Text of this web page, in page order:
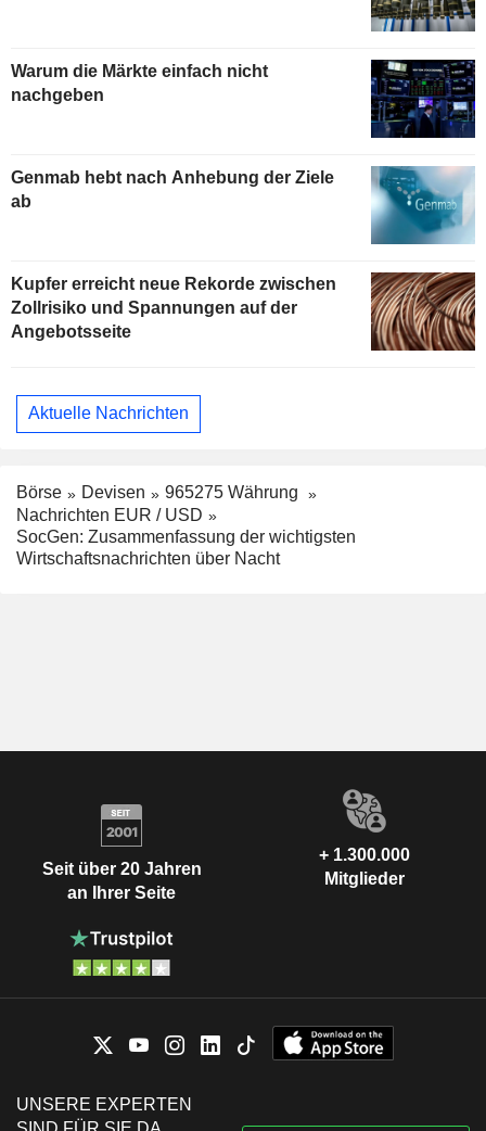
Warum die Märkte einfach nicht
nachgeben
Genmab hebt nach Anhebung der Ziele
ab
Kupfer erreicht neue Rekorde zwischen
Zollrisiko und Spannungen auf der
Angebotsseite
Aktuelle Nachrichten
Börse Devisen
965275 Währung
Nachrichten EUR / USD
SocGen: Zusammenfassung der wichtigsten
Wirtschaftsnachrichten über Nacht
Seit über 20 Jahren
an Ihrer Seite
+ 1.300.000
Mitglieder
UNSERE EXPERTEN